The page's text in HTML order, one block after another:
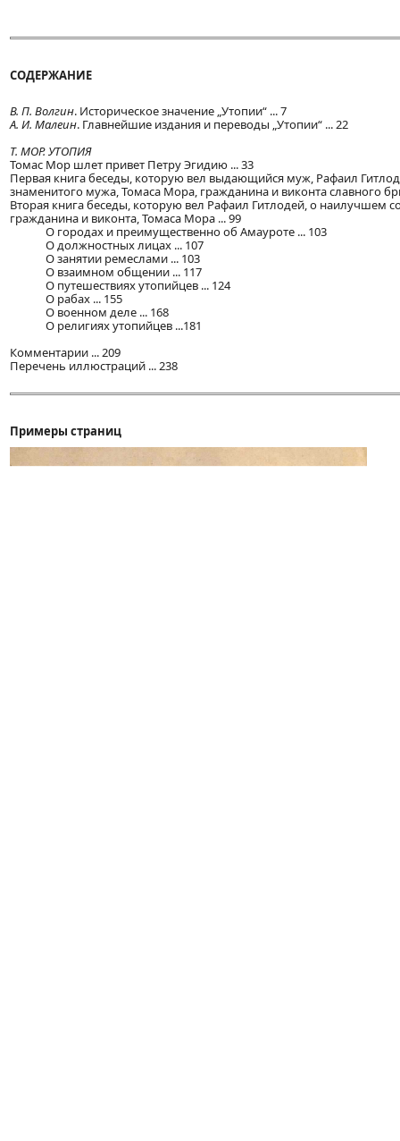
СОДЕРЖАНИЕ
В. П. Волгин. Историческое значение „Утопии“ ... 7
А. И. Малеин. Главнейшие издания и переводы „Утопии“ ... 22
Т. МОР. УТОПИЯ
Томас Мор шлет привет Петру Эгидию ... 33
Первая книга беседы, которую вел выдающийся муж, Рафаил
знаменитого мужа, Томаса Мора, гражданина и виконта славного
Вторая книга беседы, которую вел Рафаил Гитлодей, о наилучшем
гражданина и виконта, Томаса Мора ... 99
О городах и преимущественно об Амауроте ... 103
О должностных лицах ... 107
О занятии ремеслами ... 103
О взаимном общении ... 117
О путешествиях утопийцев ... 124
О рабах ... 155
О военном деле ... 168
О религиях утопийцев ...181
Комментарии ... 209
Перечень иллюстраций ... 238
Примеры страниц